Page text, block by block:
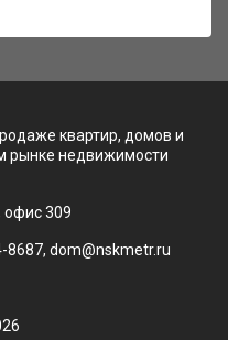
квартир, домов и
рынке недвижимости
офис 309
dom@nskmetr.ru